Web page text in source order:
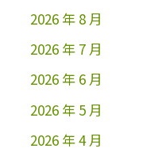
2026 年 8 月
2026 年 7 月
2026 年 6 月
2026 年 5 月
2026 年 4 月